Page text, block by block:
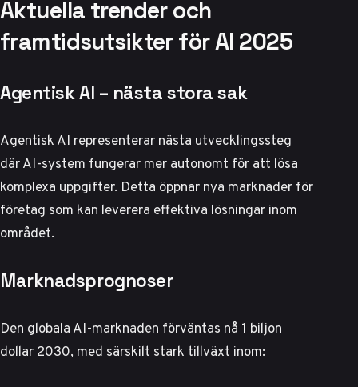
Aktuella trender och
framtidsutsikter för AI 2025
Agentisk AI – nästa stora sak
Agentisk AI representerar nästa utvecklingssteg
där AI-system fungerar mer autonomt för att lösa
komplexa uppgifter. Detta öppnar nya marknader för
företag som kan leverera effektiva lösningar inom
området.
Marknadsprognoser
Den globala AI-marknaden förväntas nå 1 biljon
dollar 2030, med särskilt stark tillväxt inom: